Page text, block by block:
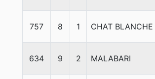
757 8 1 CHAT BLANCHE
634 9 2 MALABARI